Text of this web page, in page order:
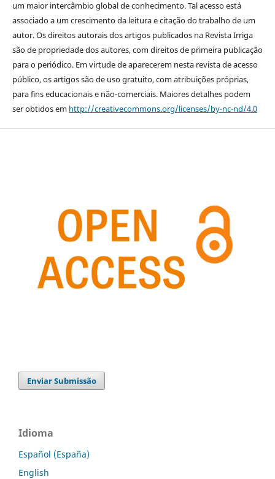
um maior intercâmbio global de conhecimento. Tal acesso está
associado a um crescimento da leitura e citação do trabalho de um
autor. Os direitos autorais dos artigos publicados na Revista Irriga
são de propriedade dos autores, com direitos de primeira publicação
para o periódico. Em virtude de aparecerem nesta revista de acesso
público, os artigos são de uso gratuito, com atribuições próprias,
para fins educacionais e não-comerciais. Maiores detalhes podem
ser obtidos em http://creativecommons.org/licenses/by-nc-nd/4.0
Enviar Submissão
Idioma
Español (España)
English